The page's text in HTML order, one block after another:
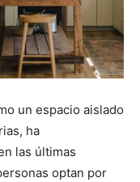
un espacio aislado
ha
las últimas
optan por